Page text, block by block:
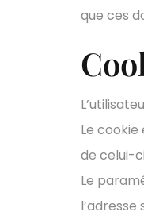
que ces
Le
de celui-
Le
l’adresse